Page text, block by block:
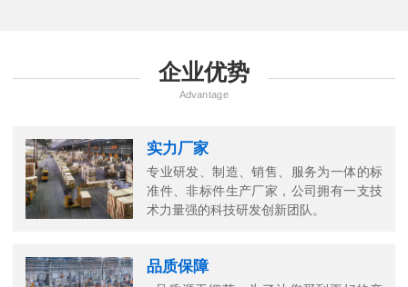
企业优势
Advantage
实力厂家
专业研发、制造、销售、服务为一体的标
准件、非标件生产厂家，公司拥有一支技
术力量强的科技研发创新团队。
品质保障